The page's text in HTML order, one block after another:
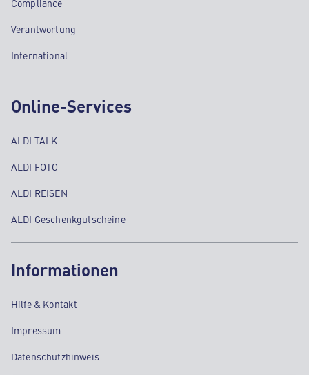
Compliance
Verantwortung
International
Online-Services
ALDI TALK
ALDI FOTO
ALDI REISEN
ALDI Geschenkgutscheine
Informationen
Hilfe & Kontakt
Impressum
Datenschutzhinweis